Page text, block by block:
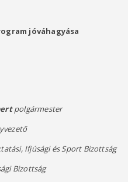
jóváhagyása
polgármester
Ifjúsági és Sport Bizottság
Bizottság